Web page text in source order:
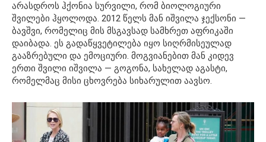
არასდროს ჰქონია სურვილი, რომ ბიოლოგიური
შვილები ჰყოლოდა. 2012 წელს მან იშვილა ჯექსონი —
ბავშვი, რომელიც მის მსგავსად სამხრეთ აფრიკაში
დაიბადა. ეს გადაწყვეტილება იყო სიღრმისეულად
გააზრებული და ემოციური. მოგვიანებით მან კიდევ
ერთი შვილი იშვილა — გოგონა, სახელად აგასტი,
რომელმაც მისი ცხოვრება სიხარულით აავსო.